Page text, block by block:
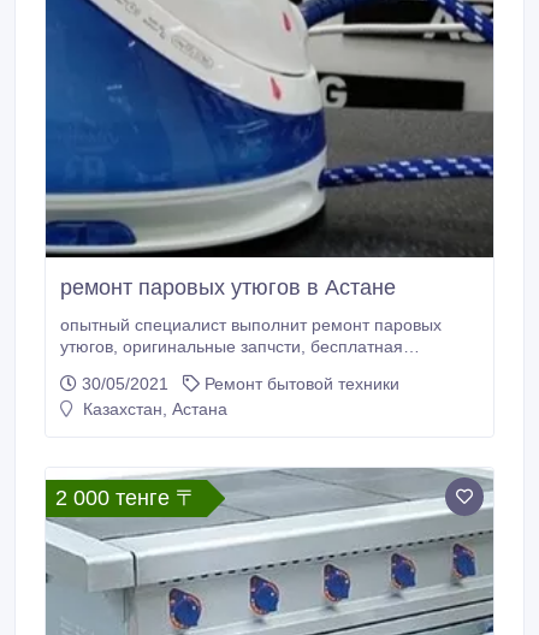
ремонт паровых утюгов в Астане
опытный специалист выполнит ремонт паровых
утюгов, оригинальные запчсти, бесплатная
30/05/2021
Ремонт бытовой техники
Казахстан, Астана
2 000 тенге 〒